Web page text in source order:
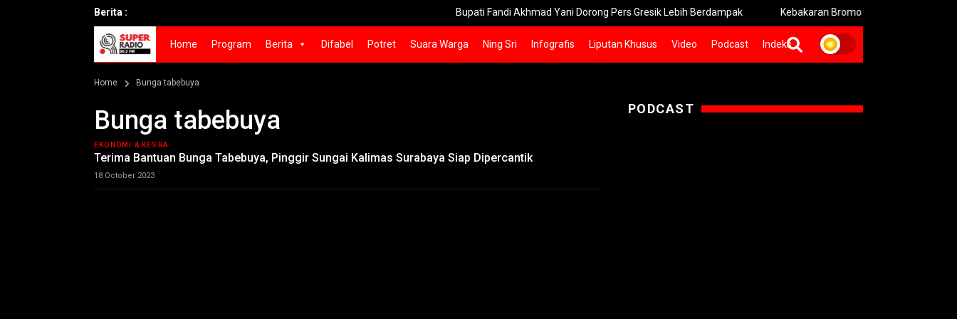
Berita : Bupati Fandi Akhmad Yani Dorong Pers Gresik Lebih Berdampak Kebakaran Bromo Meluas Pemadaman
Home Program Berita Difabel Potret Suara Warga Ning Sri Infografis Liputan Khusus Video Podcast Indeks
Home Bunga tabebuya
Bunga tabebuya
EKONOMI & KESRA
Terima Bantuan Bunga Tabebuya, Pinggir Sungai Kalimas Surabaya Siap Dipercantik
18 October 2023
PODCAST